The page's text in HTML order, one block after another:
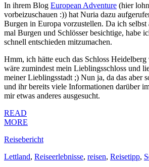
In ihrem Blog European Adventure (hier
vorbeizuschauen :)) hat Nuria dazu
Burgen in Europa vorzustellen. Da ich selbst
mal Burgen und Schlösser besichtige, habe
schnell entschieden mitzumachen.
Hmm, ich hätte euch das Schloss
wäre zumindest mein Lieblingsschloss und
meiner Lieblingsstadt ;) Nun ja, da das aber
und ihr bereits viele Informationen darüber
mir etwas anderes ausgesucht.
READ
MORE
Reisebericht
Lettland, Reiseerlebnisse, reisen, Reisetipp,